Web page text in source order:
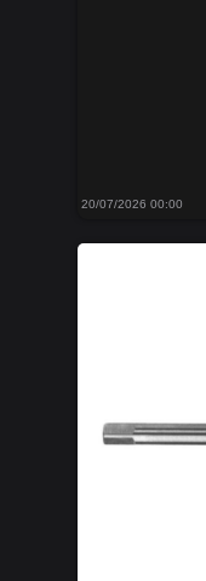
20/07/2026 00:00